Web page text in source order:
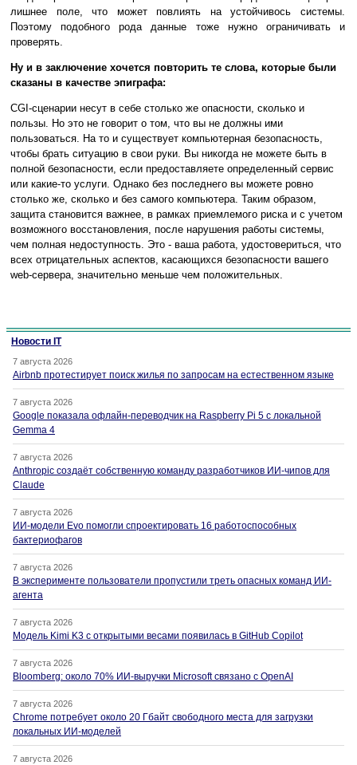
лишнее поле, что может повлиять на устойчивось системы.
Поэтому подобного рода данные тоже нужно ограничивать и
проверять.
Ну и в заключение хочется повторить те слова, которые были
сказаны в качестве эпиграфа:
CGI-сценарии несут в себе столько же опасности, сколько и
пользы. Но это не говорит о том, что вы не должны ими
пользоваться. На то и существует компьютерная безопасность,
чтобы брать ситуацию в свои руки. Вы никогда не можете быть в
полной безопасности, если предоставляете определенный сервис
или какие-то услуги. Однако без последнего вы можете ровно
столько же, сколько и без самого компьютера. Таким образом,
защита становится важнее, в рамках приемлемого риска и с учетом
возможного восстановления, после нарушения работы системы,
чем полная недоступность. Это - ваша работа, удостовериться, что
всех отрицательных аспектов, касающихся безопасности вашего
web-сервера, значительно меньше чем положительных.
Новости IT
7 августа 2026
Airbnb протестирует поиск жилья по запросам на естественном языке
7 августа 2026
Google показала офлайн-переводчик на Raspberry Pi 5 с локальной
Gemma 4
7 августа 2026
Anthropic создаёт собственную команду разработчиков ИИ-чипов для
Claude
7 августа 2026
ИИ-модели Evo помогли спроектировать 16 работоспособных
бактериофагов
7 августа 2026
В эксперименте пользователи пропустили треть опасных команд ИИ-
агента
7 августа 2026
Модель Kimi K3 с открытыми весами появилась в GitHub Copilot
7 августа 2026
Bloomberg: около 70% ИИ-выручки Microsoft связано с OpenAI
7 августа 2026
Chrome потребует около 20 Гбайт свободного места для загрузки
локальных ИИ-моделей
7 августа 2026